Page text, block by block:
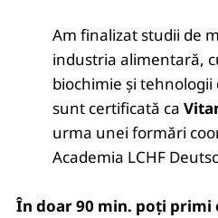
Am finalizat studii de
industria alimentară,
biochimie și tehnologii
sunt certificată ca
urma unei formări
Academia LCHF
În doar 90 min. poți